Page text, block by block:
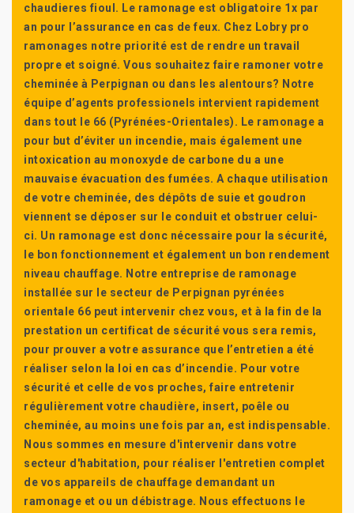
chaudieres fioul. Le ramonage est obligatoire 1x par
an pour l’assurance en cas de feux. Chez Lobry pro
ramonages notre priorité est de rendre un travail
propre et soigné. Vous souhaitez faire ramoner votre
cheminée à Perpignan ou dans les alentours? Notre
équipe d’agents professionels intervient rapidement
dans tout le 66 (Pyrénées-Orientales). Le ramonage a
pour but d’éviter un incendie, mais également une
intoxication au monoxyde de carbone du a une
mauvaise évacuation des fumées. A chaque utilisation
de votre cheminée, des dépôts de suie et goudron
viennent se déposer sur le conduit et obstruer celui-
ci. Un ramonage est donc nécessaire pour la sécurité,
le bon fonctionnement et également un bon rendement
niveau chauffage. Notre entreprise de ramonage
installée sur le secteur de Perpignan pyrénées
orientale 66 peut intervenir chez vous, et à la fin de la
prestation un certificat de sécurité vous sera remis,
pour prouver a votre assurance que l’entretien a été
réaliser selon la loi en cas d’incendie. Pour votre
sécurité et celle de vos proches, faire entretenir
régulièrement votre chaudière, insert, poêle ou
cheminée, au moins une fois par an, est indispensable.
Nous sommes en mesure d'intervenir dans votre
secteur d'habitation, pour réaliser l'entretien complet
de vos appareils de chauffage demandant un
ramonage et ou un débistrage. Nous effectuons le